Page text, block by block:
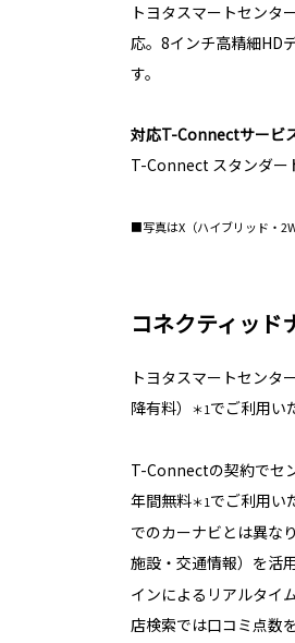
トヨタスマートセンタ
応。8インチ高精細HD
す。
対応T-Connectサービ
T-Connect スタンダー
■写真はX（ハイブリッド・
コネクティッド
トヨタスマートセンタ
降有料）
＊1でご利用い
T-Connectの契約でセ
年間無料＊1でご利用い
でのカーナビとは異な
施設・交通情報）を活
インによるリアルタイ
店検索では口コミ点数